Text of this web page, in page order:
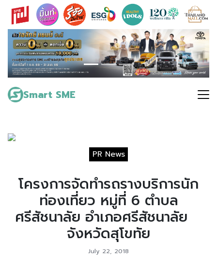
Skip
content
Smart SME
Search
for:
PR News
โครงการจัดทำรถรางบริการนัก
ท่องเที่ยว หมู่ที่ 6 ตำบล
ศรีสัชนาลัย อำเภอศรีสัชนาลัย
จังหวัดสุโขทัย
July 22, 2018